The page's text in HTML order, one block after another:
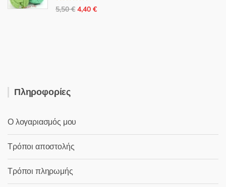
Βαθμολογή
θηκε με 5.00
5,50€ Original
4,40 €Η
Πληροφορίες
Ο λογαριασμός μου
Τρόποι αποστολής
Τρόποι πληρωμής